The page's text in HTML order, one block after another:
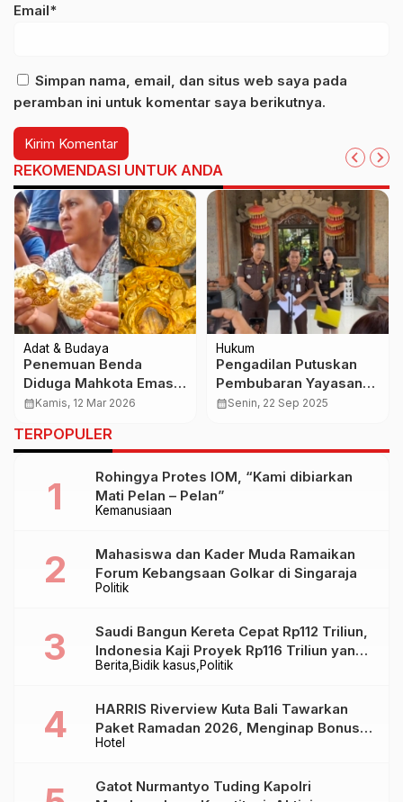
Email*
Simpan nama, email, dan situs web saya pada
peramban ini untuk komentar saya berikutnya.
REKOMENDASI UNTUK ANDA
Adat & Budaya
Penemuan Benda
Diduga Mahkota Emas
Hebohkan Warga PALI,
Peradaban Kuno
calendar_monthKamis, 12 Mar 2026
Hukum
Pengadilan Putuskan
Pembubaran Yayasan
Anak Bali Luih, Kejari
calendar_monthSenin, 22 Sep 2025
TERPOPULER
Kemanusiaan
Rohingya Protes IOM, “Kami dibiarkan
Mati Pelan – Pelan”
Politik
Mahasiswa dan Kader Muda Ramaikan
Forum Kebangsaan Golkar di Singaraja
Berita Bidik kasus Politik
Saudi Bangun Kereta Cepat Rp112 Triliun,
Indonesia Kaji Proyek Rp116 Triliun yang
Baru Sampai Bandung
Hotel
HARRIS Riverview Kuta Bali Tawarkan
Paket Ramadan 2026, Menginap Bonus
Takjil hingga Bukber Mulai Rp88.888
Gatot Nurmantyo Tuding Kapolri